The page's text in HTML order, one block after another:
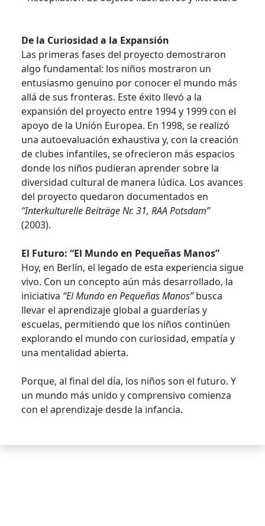
De la Curiosidad a la Expansión
Las primeras fases del proyecto demostraron
algo fundamental: los niños mostraron un
entusiasmo genuino por conocer el mundo más
allá de sus fronteras. Este éxito llevó a la
expansión del proyecto entre 1994 y 1999 con el
apoyo de la Unión Europea. En 1998, se realizó
una autoevaluación exhaustiva y, con la creación
de clubes infantiles, se ofrecieron más espacios
donde los niños pudieran aprender sobre la
diversidad cultural de manera lúdica. Los avances
del proyecto quedaron documentados en
“Interkulturelle Beiträge Nr. 31, RAA Potsdam”
(2003).
El Futuro: “El Mundo en Pequeñas Manos”
Hoy, en Berlín, el legado de esta experiencia sigue
vivo. Con un concepto aún más desarrollado, la
iniciativa “El Mundo en Pequeñas Manos”busca
llevar el aprendizaje global a guarderías y
escuelas, permitiendo que los niños continúen
explorando el mundo con curiosidad, empatía y
una mentalidad abierta.
Porque, al final del día, los niños son el futuro. Y
un mundo más unido y comprensivo comienza
con el aprendizaje desde la infancia.